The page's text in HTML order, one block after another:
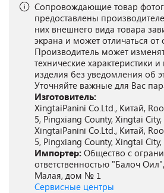
Сопровождающие товар
предоставлены
них внешнего вида товара
экрана и может отличаться от
Производитель может
технические характеристики
изделия без уведомления об
Уточняйте важные для Вас
Изготовитель:
XingtaiPanini Co.Ltd., Китай,
5, Pingxiang County, Xingtai
XingtaiPanini Co.Ltd., Китай,
5, Pingxiang County, Xingtai
Импортер: Общество с
ответственностью "Балоч
Малая, дом № 1
Сервисные центры